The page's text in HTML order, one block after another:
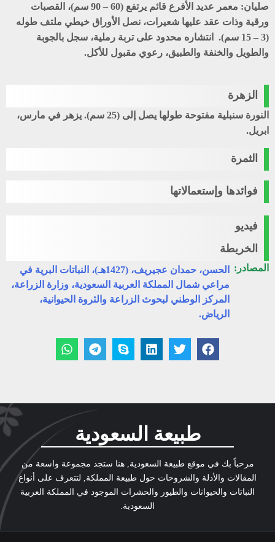
صليان
: معمر عديد الأفرع قائم يرتفع (60 – 90 سم)، القصبات
ورقية وذات عقد عليها شعيرات، نصل الأوراق خيطي ملتف طوله
(3 – 15 سم). انتشاره محدود على تربة رملية، سجل بالجوبة
والطويل والخنفة والطبيق، رعوي مقبول للأكل.
الزهرة
النورة سنبلية مفتوحة طولها يصل إلى (25 سم). يزهر في مارس،
ابريل.
الثمرة
فوائدها وإستعمالاتها
فيديو
الخريطة
المصادر:
الحسن، حمدان عجيريف، (1427هـ)، النباتات البرية في
مراعي شمال المملكة العربية السعودية، وزارة الزراعة،
المركز الوطني لبحوث الزراعة والثروة الحيوانية،
الرياض.
طبيعة السعودية
مرحباً بك في موقع طبيعة السعودية, هنا ستجد مجموعة واسعة من
المقالات والأدلة والشروحات حول طبيعة المملكة, لتتعرف على أنواع
النباتات والحيوانات والطيور والحشرات الموجود في المملكة العربية
السعودية.